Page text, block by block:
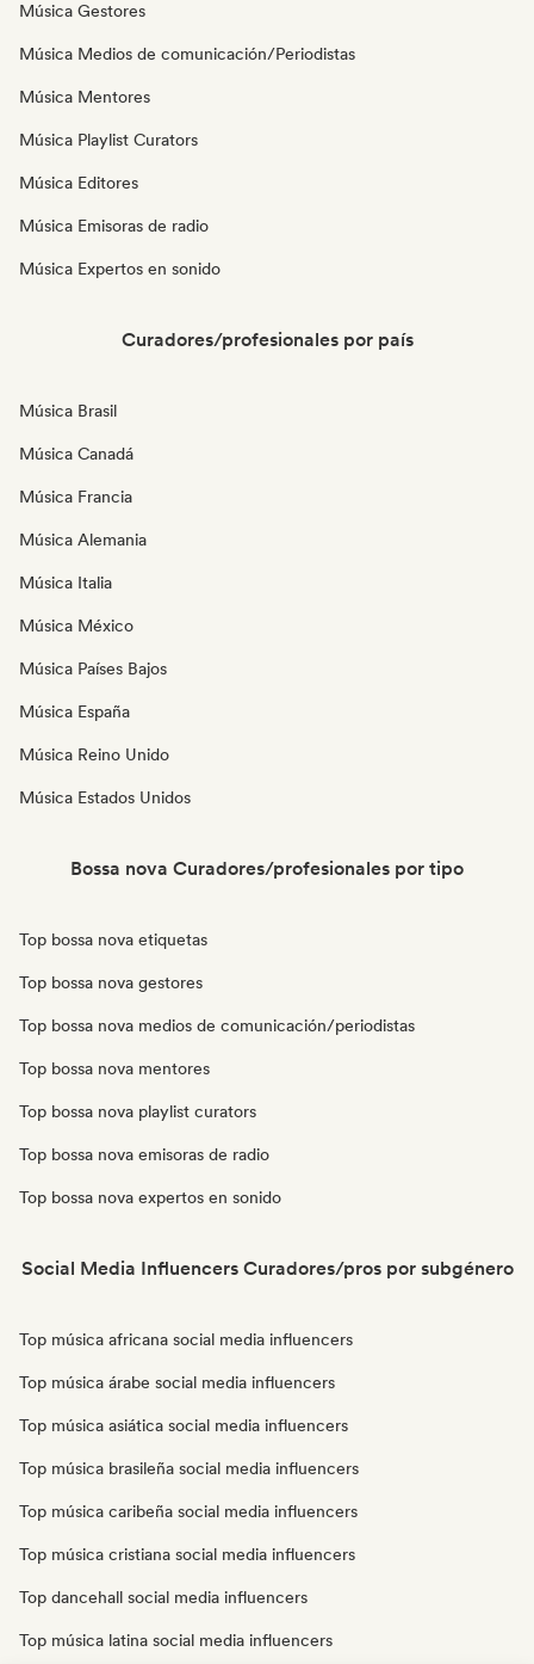
Música Gestores
Música Medios de comunicación/Periodistas
Música Mentores
Música Playlist Curators
Música Editores
Música Emisoras de radio
Música Expertos en sonido
Curadores/profesionales por país
Música Brasil
Música Canadá
Música Francia
Música Alemania
Música Italia
Música México
Música Países Bajos
Música España
Música Reino Unido
Música Estados Unidos
Bossa nova Curadores/profesionales por tipo
Top bossa nova etiquetas
Top bossa nova gestores
Top bossa nova medios de comunicación/periodistas
Top bossa nova mentores
Top bossa nova playlist curators
Top bossa nova emisoras de radio
Top bossa nova expertos en sonido
Social Media Influencers Curadores/pros por subgénero
Top música africana social media influencers
Top música árabe social media influencers
Top música asiática social media influencers
Top música brasileña social media influencers
Top música caribeña social media influencers
Top música cristiana social media influencers
Top dancehall social media influencers
Top música latina social media influencers